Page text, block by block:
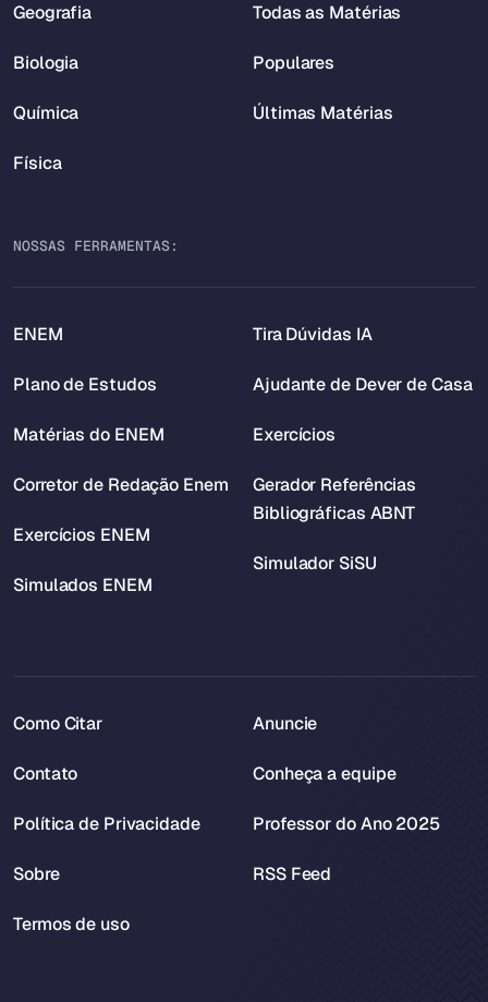
Geografia
Biologia
Química
Física
Todas as Matérias
Populares
Últimas Matérias
NOSSAS FERRAMENTAS:
ENEM
Plano de Estudos
Matérias do ENEM
Corretor de Redação Enem
Exercícios ENEM
Simulados ENEM
Tira Dúvidas IA
Ajudante de Dever de Casa
Exercícios
Gerador Referências
Bibliográficas ABNT
Simulador SiSU
Como Citar
Contato
Política de Privacidade
Sobre
Termos de uso
Anuncie
Conheça a equipe
Professor do Ano 2025
RSS Feed